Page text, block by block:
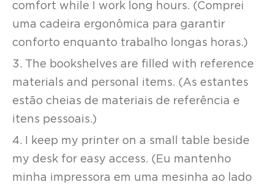
comfort while I work long hours. (Comprei
uma cadeira ergonômica para garantir
conforto enquanto trabalho longas horas.)
3. The bookshelves are filled with reference
materials and personal items. (As estantes
estão cheias de materiais de referência e
itens pessoais.)
4. I keep my printer on a small table beside
my desk for easy access. (Eu mantenho
minha impressora em uma mesinha ao lado